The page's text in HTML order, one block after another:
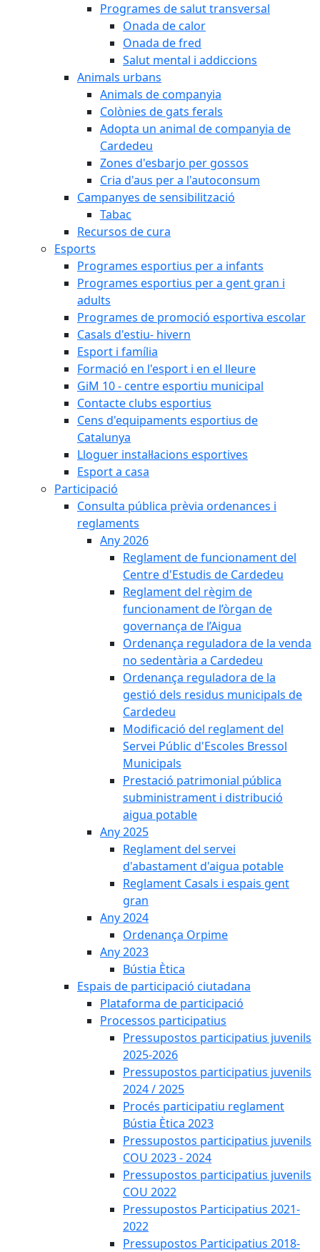
Programes de salut transversal
Onada de calor
Onada de fred
Salut mental i addiccions
Animals urbans
Animals de companyia
Colònies de gats ferals
Adopta un animal de companyia de
Cardedeu
Zones d'esbarjo per gossos
Cria d'aus per a l'autoconsum
Campanyes de sensibilització
Tabac
Recursos de cura
Esports
Programes esportius per a infants
Programes esportius per a gent gran i
adults
Programes de promoció esportiva escolar
Casals d'estiu- hivern
Esport i família
Formació en l'esport i en el lleure
GiM 10 - centre esportiu municipal
Contacte clubs esportius
Cens d'equipaments esportius de
Catalunya
Lloguer instal·lacions esportives
Esport a casa
Participació
Consulta pública prèvia ordenances i
reglaments
Any 2026
Reglament de funcionament del
Centre d'Estudis de Cardedeu
Reglament del règim de
funcionament de l’òrgan de
governança de l’Aigua
Ordenança reguladora de la venda
no sedentària a Cardedeu
Ordenança reguladora de la
gestió dels residus municipals de
Cardedeu
Modificació del reglament del
Servei Públic d'Escoles Bressol
Municipals
Prestació patrimonial pública
subministrament i distribució
aigua potable
Any 2025
Reglament del servei
d'abastament d'aigua potable
Reglament Casals i espais gent
gran
Any 2024
Ordenança Orpime
Any 2023
Bústia Ètica
Espais de participació ciutadana
Plataforma de participació
Processos participatius
Pressupostos participatius juvenils
2025-2026
Pressupostos participatius juvenils
2024 / 2025
Procés participatiu reglament
Bústia Ètica 2023
Pressupostos participatius juvenils
COU 2023 - 2024
Pressupostos participatius juvenils
COU 2022
Pressupostos Participatius 2021-
2022
Pressupostos Participatius 2018-